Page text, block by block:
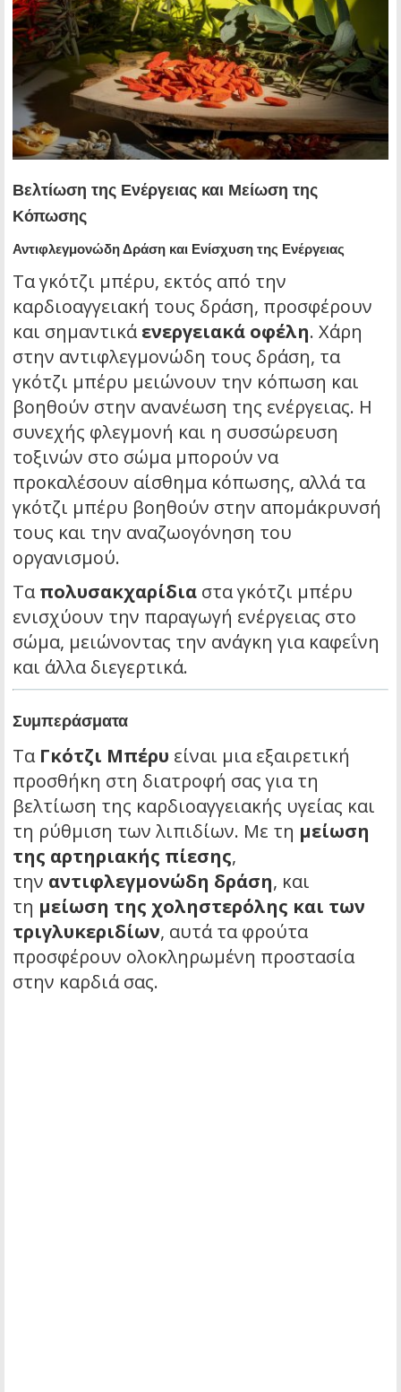
Βελτίωση της Ενέργειας και Μείωση της
Κόπωσης
Αντιφλεγμονώδη Δράση και Ενίσχυση της Ενέργειας
Τα γκότζι μπέρυ, εκτός από την
καρδιοαγγειακή τους δράση, προσφέρουν
και σημαντικά ενεργειακά οφέλη. Χάρη
στην αντιφλεγμονώδη τους δράση, τα
γκότζι μπέρυ μειώνουν την κόπωση και
βοηθούν στην ανανέωση της ενέργειας. Η
συνεχής φλεγμονή και η συσσώρευση
τοξινών στο σώμα μπορούν να
προκαλέσουν αίσθημα κόπωσης, αλλά τα
γκότζι μπέρυ βοηθούν στην απομάκρυνσή
τους και την αναζωογόνηση του
οργανισμού.
Τα πολυσακχαρίδια στα γκότζι μπέρυ
ενισχύουν την παραγωγή ενέργειας στο
σώμα, μειώνοντας την ανάγκη για καφεΐνη
και άλλα διεγερτικά.
Συμπεράσματα
Τα Γκότζι Μπέρυ είναι μια εξαιρετική
προσθήκη στη διατροφή σας για τη
βελτίωση της καρδιοαγγειακής υγείας και
τη ρύθμιση των λιπιδίων. Με τη μείωση
της αρτηριακής πίεσης,
την αντιφλεγμονώδη δράση, και
τη μείωση της χοληστερόλης και των
τριγλυκεριδίων, αυτά τα φρούτα
προσφέρουν ολοκληρωμένη προστασία
στην καρδιά σας.